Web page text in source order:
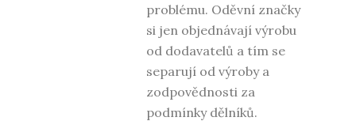
problému. Oděvní značky
si jen objednávají výrobu
od dodavatelů a tím se
separují od výroby a
zodpovědnosti za
podmínky dělníků.